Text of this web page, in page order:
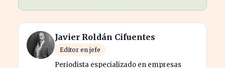
Javier Roldán Cifuentes
Editor en jefe
Periodista especializado en empresas